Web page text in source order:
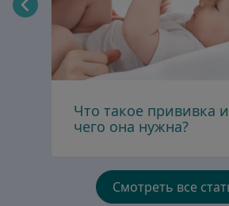
Что такое прививка
чего она нужна?
Смотреть все